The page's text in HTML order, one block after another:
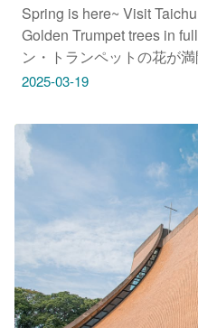
Spring is here~ Visit
Golden Trumpet trees in
ン・トランペットの花が
トンネルへと誘う。 완연
中國家歌劇院 地址：台中
修公園 地址：台中市西屯
園 地址：台中市北屯區廍
@‌punkchu 提供授權美照
機會讓你的美照在大玩台
遊網上曝光喔！
#Landscape #taiwan
행 #풍경 #観光 #旅行 #風
#打卡景點 #台中風景 #台
#廍子公園 #臺中國家歌劇
2025-03-19